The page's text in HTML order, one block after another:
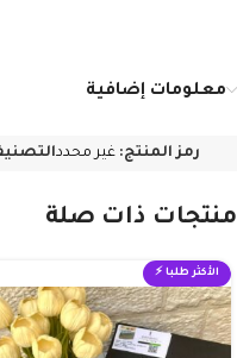
معلومات إضافية
رمز المنتج:غير محدد
منتجات ذات صلة
الأكثر طلبا ⚡